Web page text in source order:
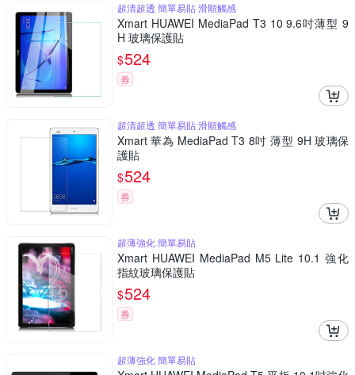
超清超透 簡單易貼 滑順觸感
Xmart HUAWEI MediaPad T3 10 9.6吋薄型 9
H 玻璃保護貼
$524
券
超清超透 簡單易貼 滑順觸感
Xmart 華為 MediaPad T3 8吋 薄型 9H 玻璃保
護貼
$524
券
超薄強化 簡單易貼
Xmart HUAWEI MediaPad M5 Lite 10.1 強化
指紋玻璃保護貼
$524
券
超薄強化 簡單易貼